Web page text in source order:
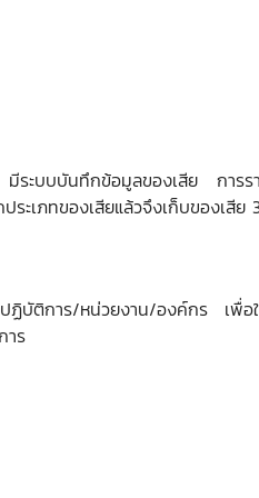
ระบบบันทึกข้อมูลของเสีย การร
เภทของเสียแล้วจึงเก็บของเสีย
ติการ/หน่วยงาน/องค์กร เพื่อใ
าร